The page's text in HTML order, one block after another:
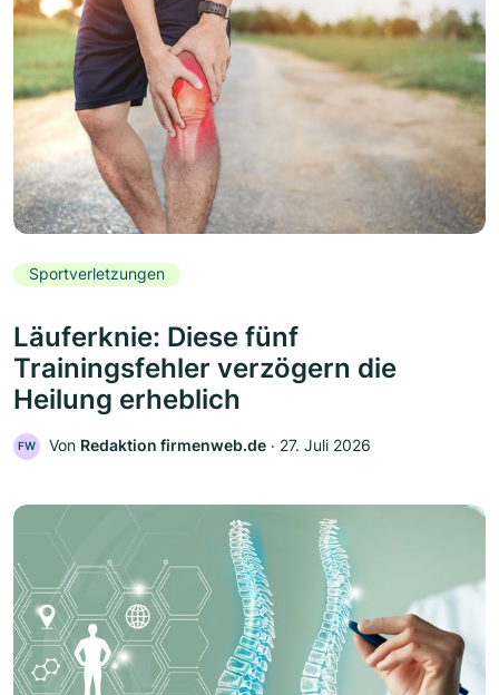
Sportverletzungen
Läuferknie: Diese fünf
Trainingsfehler verzögern die
Heilung erheblich
FW Von Redaktion firmenweb.de ‧ 27. Juli 2026